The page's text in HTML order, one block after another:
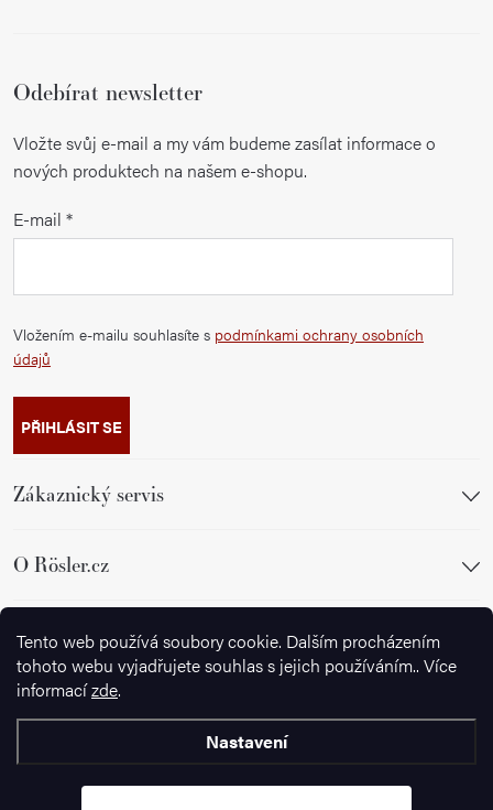
Tento web používá soubory cookie. Dalším procházením
tohoto webu vyjadřujete souhlas s jejich používáním.. Více
informacízde.
Nastavení
Odebírat newsletter
Vložte svůj e-mail a my vám budeme zasílat informace o
nových produktech na našem e-shopu.
E-mail
Vložením e-mailu souhlasíte s podmínkami ochrany osobních
údajů
PŘIHLÁSIT SE
Zákaznický servis
O Rösler.cz
Sledujte nás
Copyright 2026